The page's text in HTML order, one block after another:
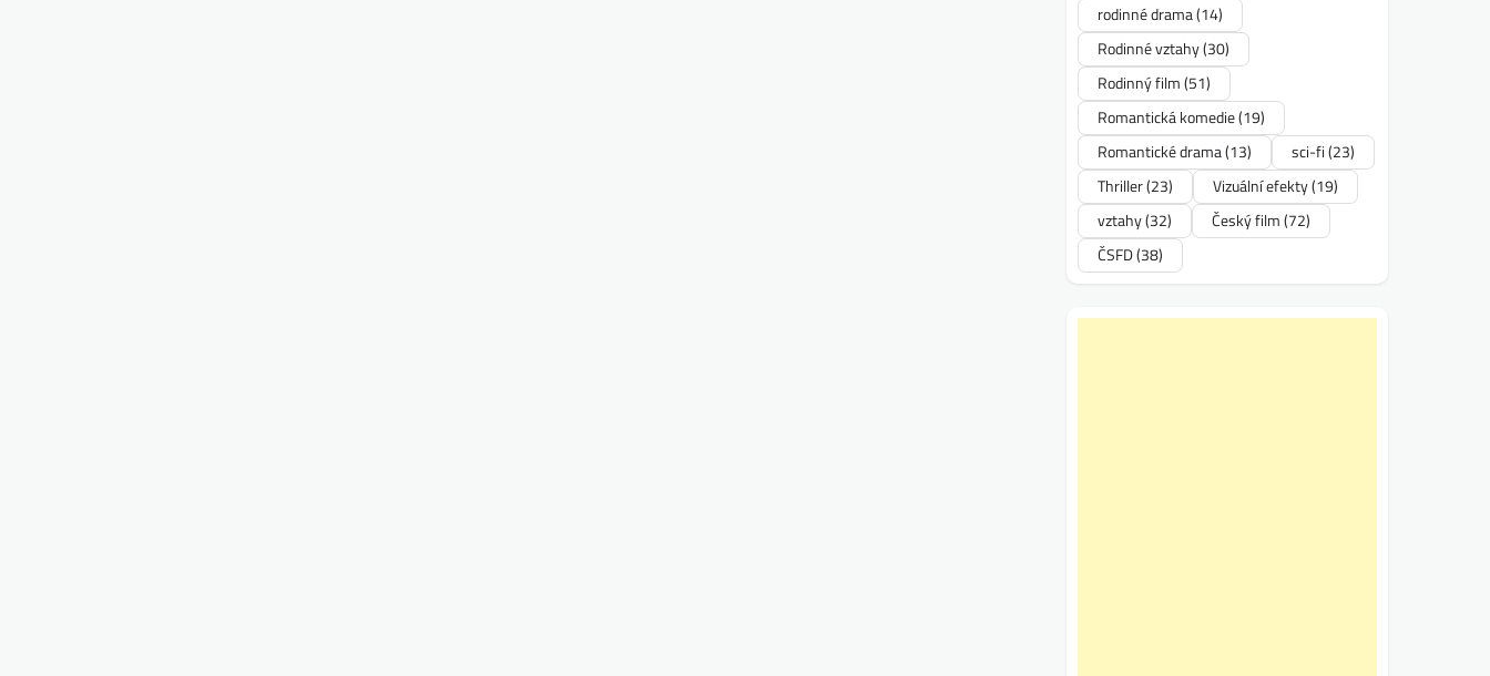
rodinné drama(14)
Rodinné vztahy(30)
Rodinný film(51)
Romantická komedie(19)
Romantické drama(13) sci-fi(23)
Thriller(23) Vizuální efekty(19)
vztahy(32) Český film(72)
ČSFD(38)